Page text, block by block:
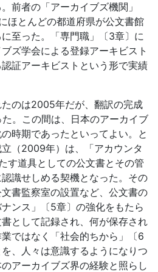
前者の「アーカイブズ機関」
ほとんどの都道府県が公文書館
至った。「専門職」〔3章〕に
ズ学会による登録アーキビスト
証アーキビストという形で実績
のは2005年だが、翻訳の完成
。この間は、日本のアーカイブ
時期であったといってよい。と
（2009年）は、「アカウンタ
す道具としての公文書とその管
識せしめる契機となった。その
書監察室の設置など、公文書の
ンス」〔5章〕の強化をもたら
として記録され、何が保存され
ではなく「社会的ちから」〔6
、人々は意識するようになりつ
アーカイブズ界の経験と照らし